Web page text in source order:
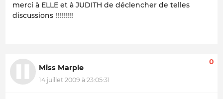
merci à ELLE et à JUDITH de déclencher de telles
discussions !!!!!!!!!
Miss Marple
14 juillet 2009 à 23:05:31
0